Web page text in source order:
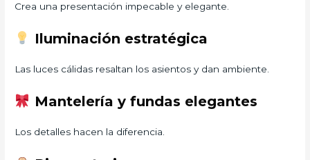
Crea una presentación impecable y elegante.
Iluminación estratégica
Las luces cálidas resaltan los asientos y dan ambiente.
Mantelería y fundas elegantes
Los detalles hacen la diferencia.